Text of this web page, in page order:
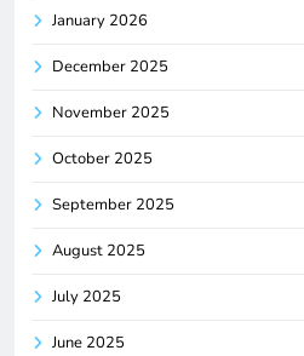
January 2026
December 2025
November 2025
October 2025
September 2025
August 2025
July 2025
June 2025